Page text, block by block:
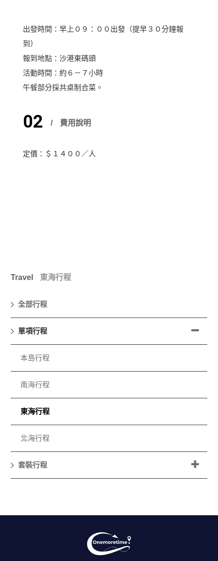
出發時間：早上０９：００出發（提早３０分鐘報
到）
報到地點：沙港東碼頭
活動時間：約６－７小時
午餐部分採共桌制合菜。
02 費用說明
定價：＄１４００／人
Travel 東海行程
全部行程
單項行程
本島行程
南海行程
東海行程
北海行程
套裝行程